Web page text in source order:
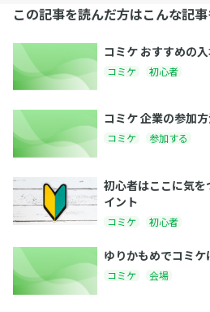
この記事を読んだ方はこんな記
コミケ おすすめの
コミケ 初心者
コミケ 企業の参加
コミケ 参加する
初心者はここに気
イント
コミケ 初心者
ゆりかもめでコミ
コミケ 会場